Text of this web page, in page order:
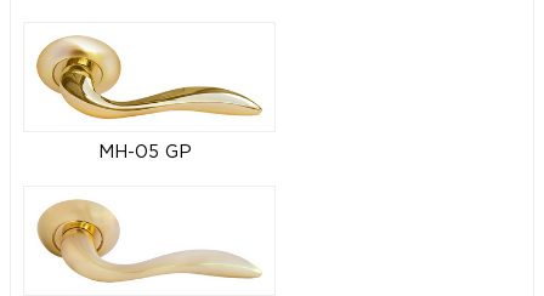
MH-05 GP